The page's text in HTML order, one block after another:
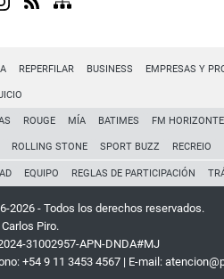
REPERFILAR BUSINESS EMPRESAS Y
ROUGE MÍA BATIMES FM HORIZONTE
ROLLING STONE SPORT BUZZ RECREIO
EQUIPO REGLAS DE PARTICIPACIÓN
2026 - Todos los derechos reservados.
Piro.
31002957-APN-DNDA#MJ
+54 9 11 3453 4567| E-mail: